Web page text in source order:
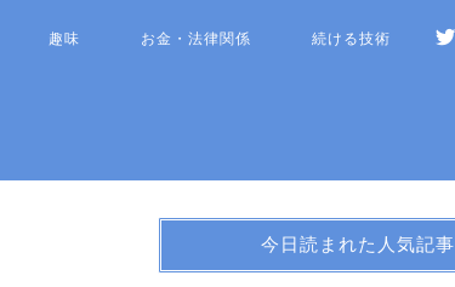
趣味 お金・法律関係 続ける技術
今日読まれた人気記事